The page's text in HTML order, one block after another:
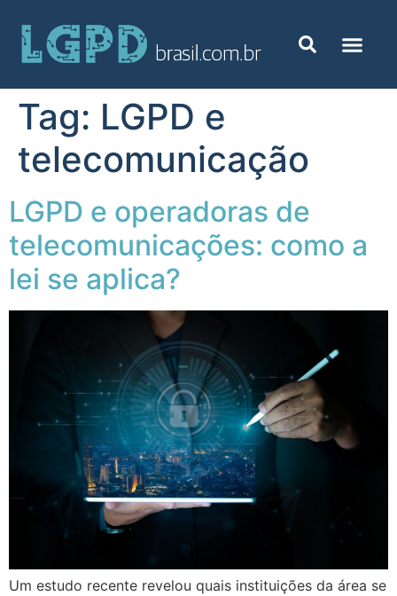
Tag: LGPD e
telecomunicação
LGPD e operadoras de
telecomunicações: como a
lei se aplica?
Um estudo recente revelou quais instituições da área se